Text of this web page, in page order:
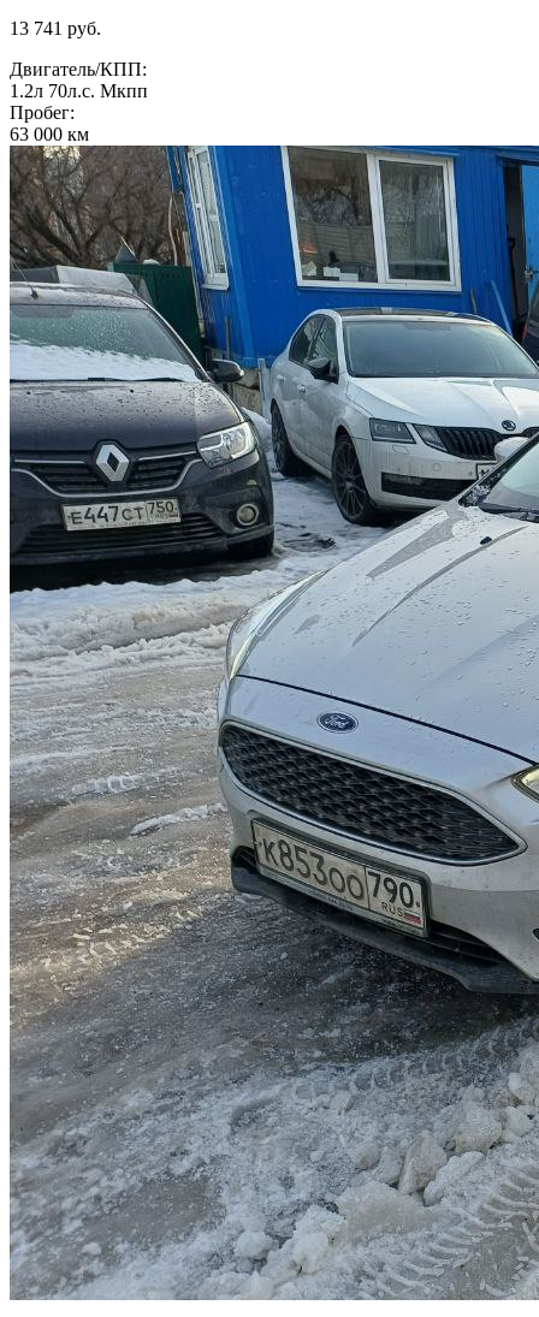
13 741 руб.
Двигатель/КПП:
1.2л 70л.с. Мкпп
Пробег:
63 000 км